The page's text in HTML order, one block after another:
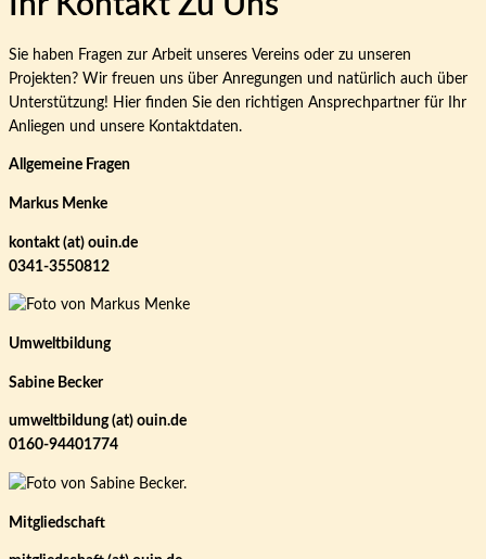
Sie haben Fragen zur Arbeit unseres Vereins oder zu unseren
Projekten? Wir freuen uns über Anregungen und natürlich auch über
Unterstützung! Hier finden Sie den richtigen Ansprechpartner für Ihr
Anliegen und unsere Kontaktdaten.
Allgemeine Fragen
Markus Menke
kontakt (at) ouin.de
0341-3550812
Umweltbildung
Sabine Becker
umweltbildung (at) ouin.de
0160-94401774
Mitgliedschaft